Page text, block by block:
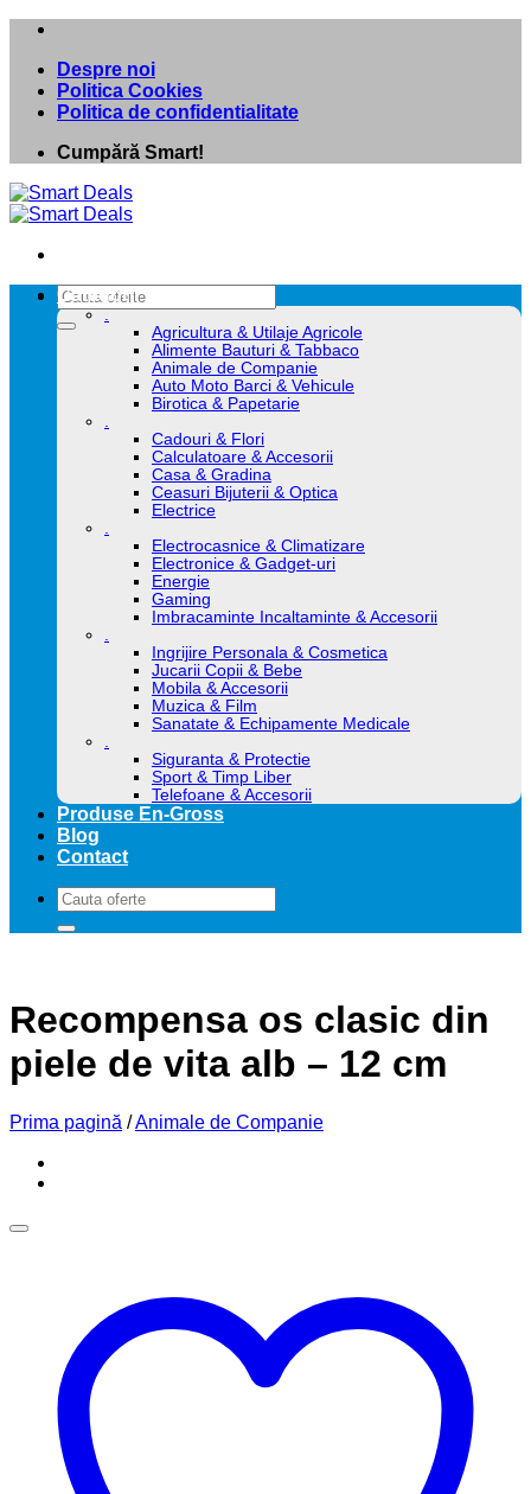
Skip
contentDespre noi
Politica Cookies
Politica de confidentialitate
Cumpără Smart!
Caută
după:
Categorii
.
Agricultura & Utilaje Agricole
Alimente Bauturi & Tabbaco
Animale de Companie
Auto Moto Barci & Vehicule
Birotica & Papetarie
.
Cadouri & Flori
Calculatoare & Accesorii
Casa & Gradina
Ceasuri Bijuterii & Optica
Electrice
.
Electrocasnice & Climatizare
Electronice & Gadget-uri
Energie
Gaming
Imbracaminte Incaltaminte & Accesorii
.
Ingrijire Personala & Cosmetica
Jucarii Copii & Bebe
Mobila & Accesorii
Muzica & Film
Sanatate & Echipamente Medicale
.
Siguranta & Protectie
Sport & Timp Liber
Telefoane & Accesorii
Produse En-Gross
Blog
Contact
Caută
după:
Recompensa os clasic din
piele de vita alb – 12 cm
Prima pagină /Animale de Companie